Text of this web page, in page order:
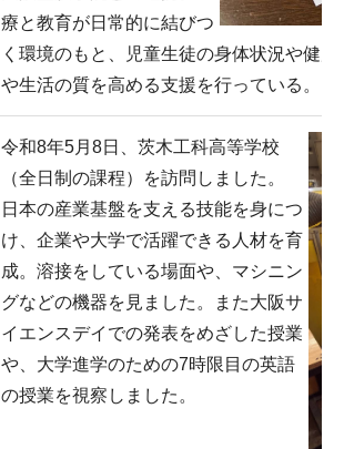
療と教育が日常的に結びつ
く環境のもと、児童生徒の身体状況や健
や生活の質を高める支援を行っている。
令和8年5月8日、茨木工科高等学校
（全日制の課程）を訪問しました。
日本の産業基盤を支える技能を身につ
け、企業や大学で活躍できる人材を育
成。溶接をしている場面や、マシニン
グなどの機器を見ました。また大阪サ
イエンスデイでの発表をめざした授業
や、大学進学のための7時限目の英語
の授業を視察しました。